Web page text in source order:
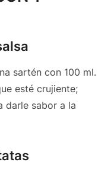
sartén con 100 ml.
esté crujiente;
darle sabor a la